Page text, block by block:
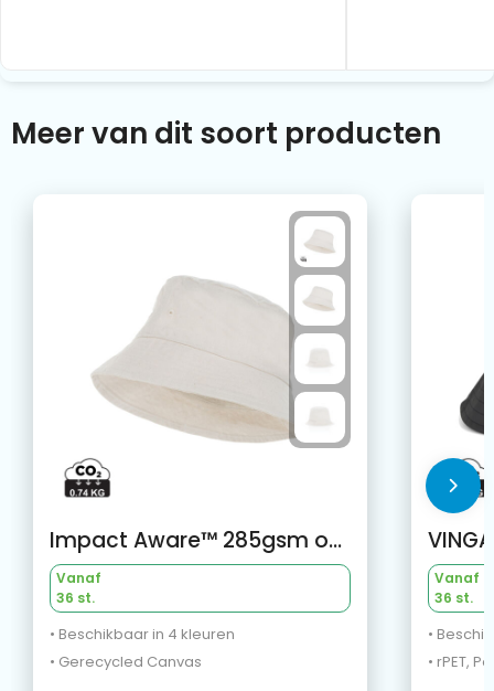
Meer van dit soort producten
Impact Aware™ 285gsm one size rcanvas vissershoed ongeverfd
Vanaf
36 st.
• Beschikbaar in 4 kleuren
• Gerecycled Canvas
Vanaf
36 st.
•
• rPET,